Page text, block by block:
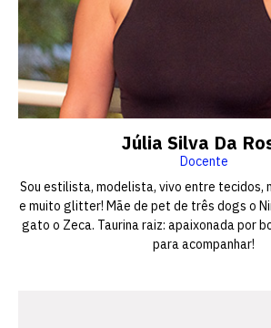
Júlia Silva Da
Docente
Sou estilista, modelista, vivo entre tecidos,
e muito glitter! Mãe de pet de três dogs o
gato o Zeca. Taurina raiz: apaixonada por
para acompanhar!
Escolha a vaga